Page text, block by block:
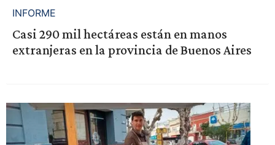
INFORME
Casi 290 mil hectáreas están en manos
extranjeras en la provincia de Buenos Aires